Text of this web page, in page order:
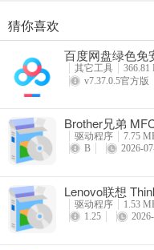
奥睿科PAS3062-2E/PAS3062-2S/PAS3064-2S2E系列扩展卡驱动
详情
Canon佳能 PowerShot A310 WIA驱动
详情
猜你喜欢
百度网盘绿色免
其它工具
366.81
v7.37.0.5官方版
Brother兄弟
驱动
驱动程序
7.75
B
2026-
Lenovo联想
笔记本BIOS
驱动程序
1.53
1.25